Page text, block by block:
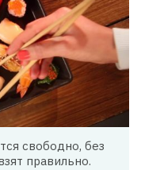
свободно, без
правильно.